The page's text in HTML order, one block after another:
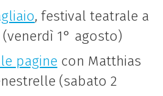
, festival teatrale a
(venerdì 1° agosto)
pagine con Matthias
(sabato 2